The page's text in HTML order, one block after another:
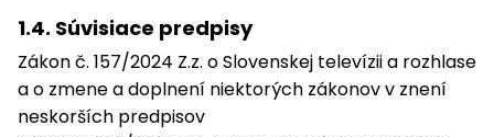
1.4. Súvisiace predpisy
Zákon č. 157/2024 Z.z. o Slovenskej televízii a rozhlase
a o zmene a doplnení niektorých zákonov v znení
neskorších predpisov